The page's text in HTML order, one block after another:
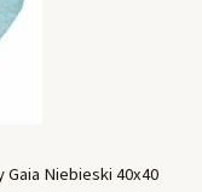
Niebieski 40x40